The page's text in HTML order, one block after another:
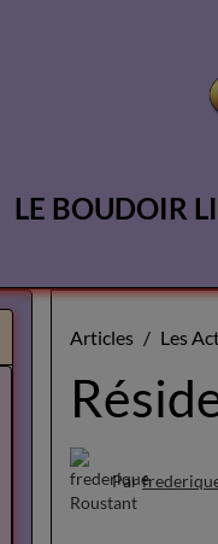
LE BOUDOIR
Articles Les
Par